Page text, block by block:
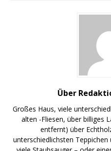
Über
Großes Haus, viele
alten -Fliesen, über billiges
entfernt) über
unterschiedlichsten Teppichen